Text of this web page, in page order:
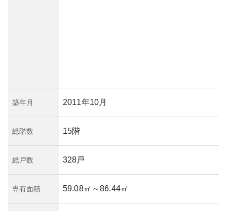
築年月 2011年10月
総階数 15階
総戸数 328戸
専有面積 59.08㎡ ～86.44㎡